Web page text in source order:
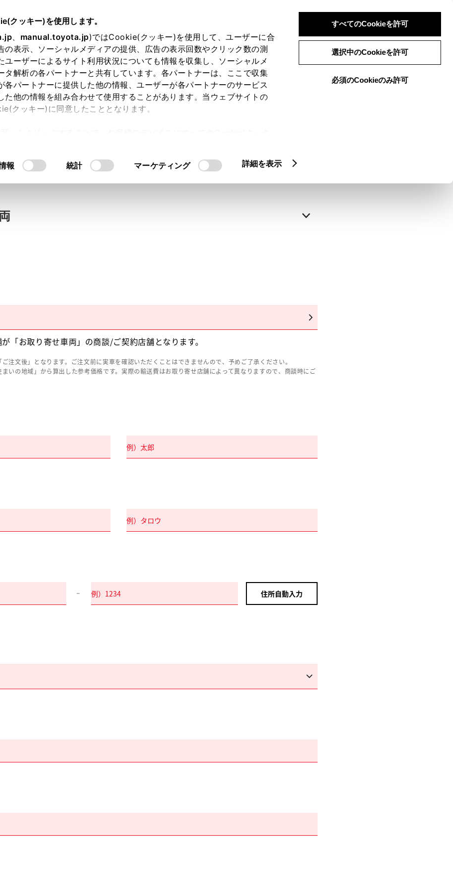
クッキー)を使用します。
、 manual.toyota.jp)ではCookie(クッキー)を使用して、ユーザーに合
の表示、ソーシャルメディアの提供、広告の表示回数やクリック数の測
ユーザーによるサイト利用状況についても情報を収集し、ソーシャルメ
タ解析の各パートナーと共有しています。各パートナーは、ここで収集
各パートナーに提供した他の情報、ユーザーが各パートナーのサービス
た他の情報を組み合わせて使用することがあります。当ウェブサイトの
クッキー)に同意したこととなります。
報 統計 マーケティング 詳細を表示
すべてのCookieを許可
選択中のCookieを許可
必須のCookieのみ許可
合わせ
入力内容のご確認
ログインして自動入力
「お取り寄せ車両」の商談/ご契約店舗となります。
注文後」となります。ご注文前に実車を確認いただくことはできませんので、予めご了承ください。
まいの地域」から算出した参考価格です。実際の輸送費はお取り寄せ店舗によって異なりますので、商談時にご
住所自動入力